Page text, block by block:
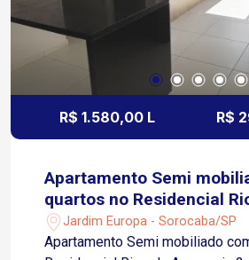
R$ 1.580,00 L R$
Apartamento Semi
quartos no Residencial
Amazonia
Jardim Europa - Sorocaba/SP
Apartamento Semi mobiliado